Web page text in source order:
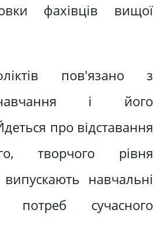
фахівців вищої
пов'язано з
і його
про відставання
творчого рівня
навчальні
потреб сучасного